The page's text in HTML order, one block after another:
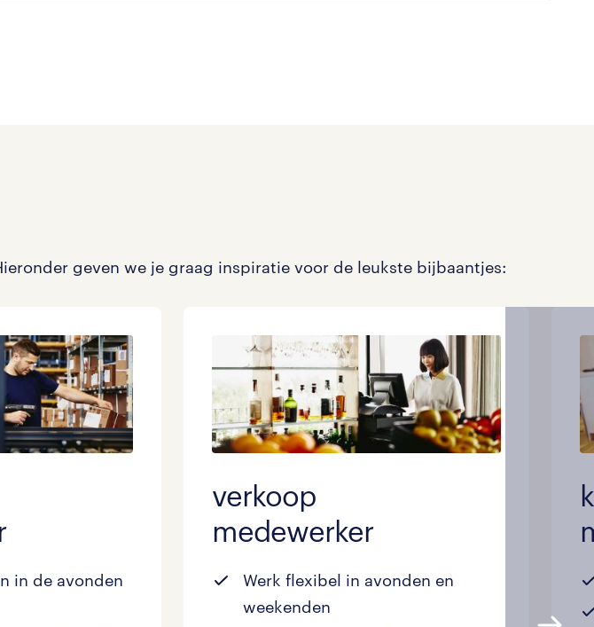
geven we je graag inspiratie voor de leukste bijbaantjes:
in de avonden
verkoop
medewerker
Werk flexibel in avonden en
weekenden